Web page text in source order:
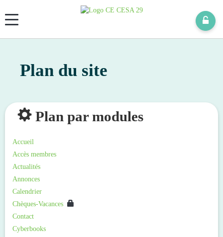
Plan du site
Plan par modules
Accueil
Accès membres
Actualités
Annonces
Calendrier
Chèques-Vacances
Contact
Cyberbooks
Panneau de gestion des cookies